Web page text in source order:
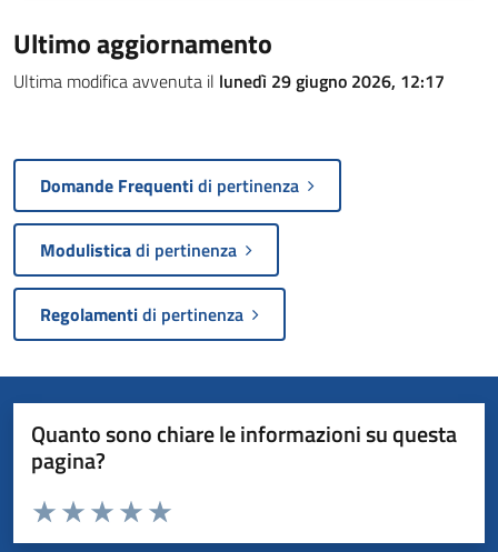
Ultimo aggiornamento
Ultima modifica avvenuta il lunedì 29 giugno 2026, 12:17
Domande Frequentidi pertinenza
Modulisticadi pertinenza
Regolamentidi pertinenza
Quanto sono chiare le informazioni su questa
pagina?
Valuta da 1 a 5 stelle la pagina
Valuta 5 stelle su 5
Valuta 4 stelle su 5
Valuta 3 stelle su 5
Valuta 2 stelle su 5
Valuta 1 stelle su 5